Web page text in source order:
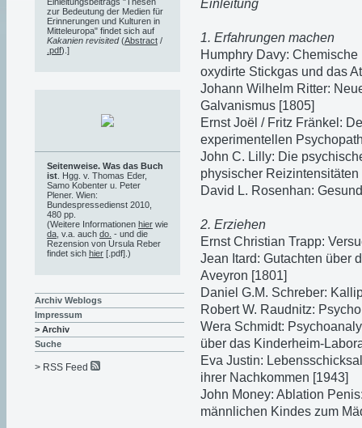
Einleitung
1. Erfahrungen machen
Humphry Davy:
oxydirte Stickgas und das
Johann Wilhelm Ritter:
Galvanismus [1805]
Ernst Joël / Fritz Fränkel:
experimentellen
John C. Lilly: Die
physischer
David L. Rosenhan:
2. Erziehen
Ernst Christian Trapp:
Jean Itard: Gutachten über
Aveyron [1801]
Daniel G.M. Schreber:
Robert W. Raudnitz:
Wera Schmidt:
über das Kinderheim-
Eva Justin:
ihrer Nachkommen [1943]
John Money: Ablation
männlichen Kindes zum
zur Bedeutung der Medien für
Erinnerungen und Kulturen in
Mitteleuropa" findet sich auf
Kakanien revisited(Abstract /
.pdf).]
Seitenweise. Was das Buch
ist . Hgg. v. Thomas Eder,
Samo Kobenter u. Peter
Plener. Wien:
Bundespressedienst 2010,
480 pp.
(Weitere Informationen hier wie
da , v.a. auch do. - und die
Rezension von Ursula Reber
findet sich hier [.pdf].)
Archiv Weblogs
Impressum
> Archiv
Suche
> RSS Feed